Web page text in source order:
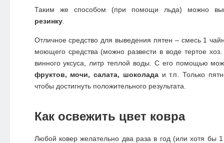
Таким же способом (при помощи льда) можно
резинку.
Отличное средство для выведения пятен – смесь 1
моющего средства (можно развести в воде тертое
винного уксуса, литр теплой воды. С его помощью
фруктов, мочи, салата, шоколадаи т.п. Только
чтобы достигнуть положительного результата.
Как освежить цвет ковра
Любой ковер желательно два раза в год (или хотя бы